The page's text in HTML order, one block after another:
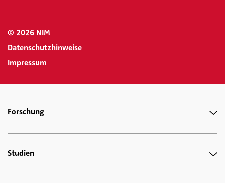
© 2026 NIM
Datenschutzhinweise
Impressum
Forschung
Studien